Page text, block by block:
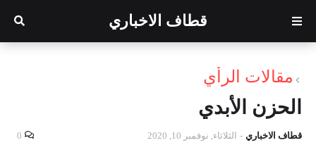
قطاف الاخباري
مقالات الرأي
الحزن الأبدي
قطاف الاخباري - الثلاثاء, نوفمبر 10, 2020 0